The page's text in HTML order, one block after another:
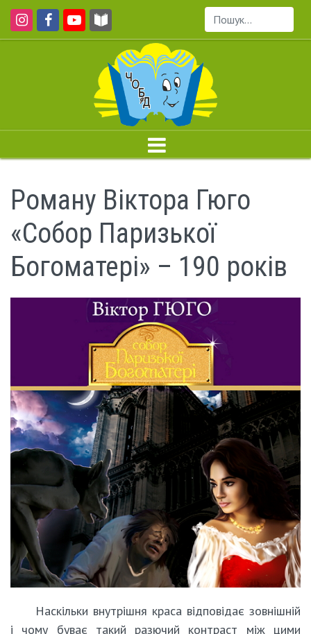
Пошук...
Роману Віктора Гюго
«Собор Паризької
Богоматері» – 190 років
Наскільки внутрішня краса відповідає зовнішній
і чому буває такий разючий контраст між цими